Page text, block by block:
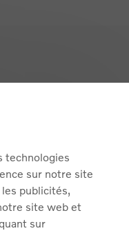
technologies
sur notre site
publicités,
site web et
sur